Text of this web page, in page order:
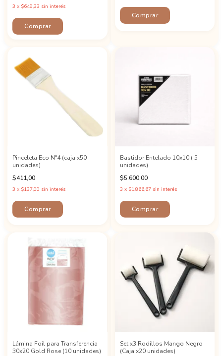
3 x $649,33 sin interés
Comprar
Pinceleta Eco N°4 (caja x50
unidades)
$411,00
3 x $137,00 sin interés
Bastidor Entelado 10x10 ( 5
unidades)
$5.600,00
3 x $1.866,67 sin interés
Lámina Foil para Transferencia
30x20 Gold Rose (10 unidades)
Set x3 Rodillos Mango Negro
(Caja x20 unidades)